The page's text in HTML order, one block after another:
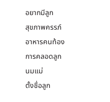
อยากมีลูก
สุขภาพครรภ์
อาหารคนท้อง
การคลอดลูก
นมแม่
ตั้งชื่อลูก